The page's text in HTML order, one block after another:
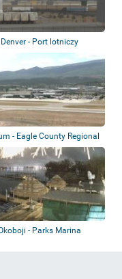
Denver - Port lotniczy
- Eagle County Regional
Airport
- Parks Marina